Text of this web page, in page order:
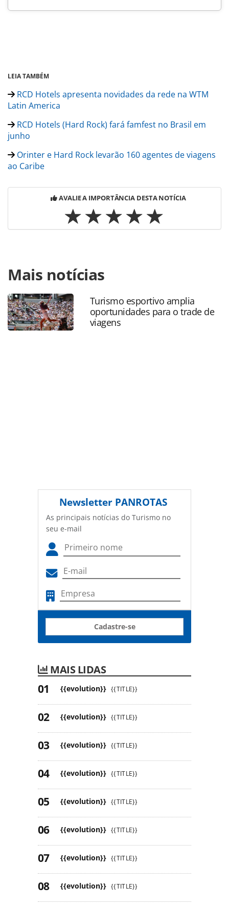
LEIA TAMBÉM
RCD Hotels apresenta novidades da rede na WTM
Latin America
RCD Hotels (Hard Rock) fará famfest no Brasil em
junho
Orinter e Hard Rock levarão 160 agentes de viagens
ao Caribe
AVALIE A IMPORTÂNCIA DESTA NOTÍCIA
https://www.panrotas.com.br/hotelaria/mercado/2022/
rock-punta-cana-inaugura-parque-aquatico-rockaway-
bay_188592.html ou as ferramentas oferecidas na página.
Todo o conteúdo produzido pela PANROTAS Editora é
protegido pela legislação brasileira sobre direito autoral.
Não reproduza o conteúdo sem autorização da PANROTAS
Mais notícias
Turismo esportivo amplia
oportunidades para o trade de
viagens
Newsletter PANROTAS
As principais notícias do Turismo no
seu e-mail
Cadastre-se
MAIS LIDAS
{{evolution}} {{TITLE}}
{{evolution}} {{TITLE}}
{{evolution}} {{TITLE}}
{{evolution}} {{TITLE}}
{{evolution}} {{TITLE}}
{{evolution}} {{TITLE}}
{{evolution}} {{TITLE}}
{{evolution}} {{TITLE}}